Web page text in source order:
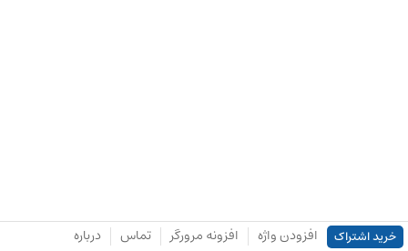
خرید اشتراک افزودن واژه افزونه مرورگر تماس درباره